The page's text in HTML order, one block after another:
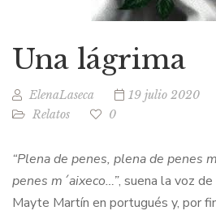
Una lágrima
ElenaLaseca 19 julio 2020
Relatos
0
“Plena de penes, plena de penes
penes m´aixeco…”, suena la voz
Mayte Martín en portugués y, por